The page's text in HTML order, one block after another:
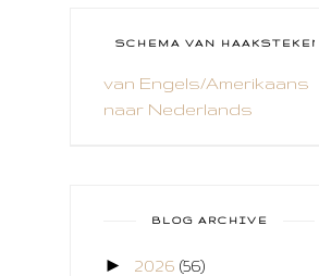
CAMEO 4
CARDS ONLY
COZY COLORING
CREABEST
SCHEMA VAN HAAKSTEKEN
van Engels/Amerikaans
naar Nederlands
BLOG ARCHIVE
► 2026 (56)